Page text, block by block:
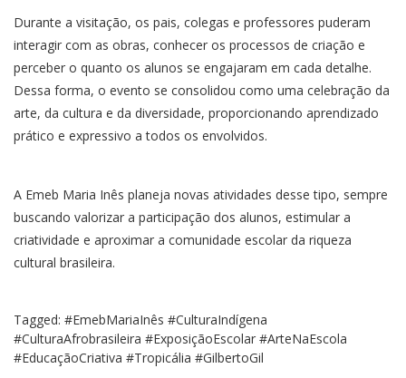
Durante a visitação, os pais, colegas e professores puderam
interagir com as obras, conhecer os processos de criação e
perceber o quanto os alunos se engajaram em cada detalhe.
Dessa forma, o evento se consolidou como uma celebração da
arte, da cultura e da diversidade, proporcionando aprendizado
prático e expressivo a todos os envolvidos.
A Emeb Maria Inês planeja novas atividades desse tipo, sempre
buscando valorizar a participação dos alunos, estimular a
criatividade e aproximar a comunidade escolar da riqueza
cultural brasileira.
Tagged: #EmebMariaInês #CulturaIndígena
#CulturaAfrobrasileira #ExposiçãoEscolar #ArteNaEscola
#EducaçãoCriativa #Tropicália #GilbertoGil